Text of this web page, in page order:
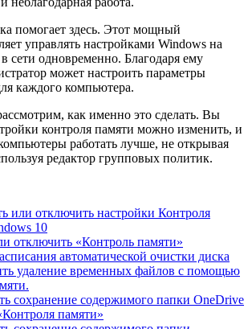
помогает здесь. Этот мощный
управлять настройками Windows на
сети одновременно. Благодаря ему
может настроить параметры
каждого компьютера.
как именно это сделать. Вы
контроля памяти можно изменить, и
работать лучше, не открывая
редактор групповых политик.
или отключить настройки Контроля
10
отключить «Контроль памяти»
автоматической очистки диска
удаление временных файлов с помощью
сохранение содержимого папки OneDrive
памяти»